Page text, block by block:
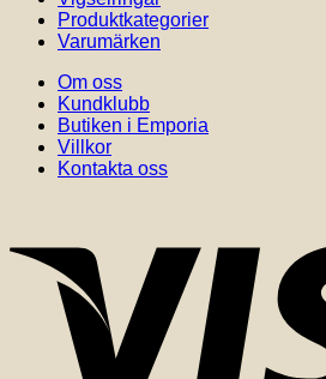
Produktkategorier
Varumärken
Om oss
Kundklubb
Butiken i Emporia
Villkor
Kontakta oss